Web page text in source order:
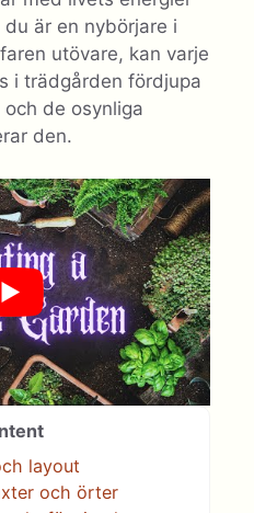
är en nybörjare i
utövare, kan varje
i trädgården fördjupa
de osynliga
den.
layout
och örter